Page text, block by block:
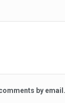
by email.